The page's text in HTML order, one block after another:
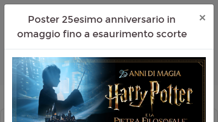
Poster 25esimo anniversario in
omaggio fino a esaurimento scorte
×